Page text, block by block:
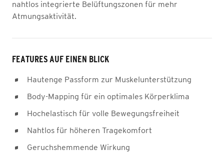
nahtlos integrierte Belüftungszonen für mehr
Atmungsaktivität.
FEATURES AUF EINEN BLICK
Hautenge Passform zur Muskelunterstützung
Body-Mapping für ein optimales Körperklima
Hochelastisch für volle Bewegungsfreiheit
Nahtlos für höheren Tragekomfort
Geruchshemmende Wirkung